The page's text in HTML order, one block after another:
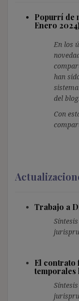
Popurrí de
Enero
En los
han
del blog.
Con
Trabajo a
El contrato
temporales